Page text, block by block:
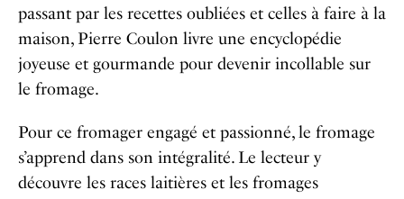
passant par les recettes oubliées et celles à faire à la
maison, Pierre Coulon livre une encyclopédie
joyeuse et gourmande pour devenir incollable sur
le fromage.
Pour ce fromager engagé et passionné, le fromage
s’apprend dans son intégralité. Le lecteur y
découvre les races laitières et les fromages